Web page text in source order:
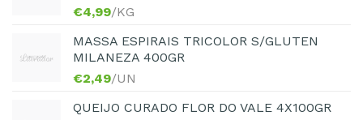
€4,99/KG
MASSA ESPIRAIS TRICOLOR S/GLUTEN
MILANEZA 400GR
€2,49/UN
QUEIJO CURADO FLOR DO VALE 4X100GR